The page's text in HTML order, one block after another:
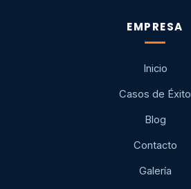
EMPRESA
Inicio
Casos de Éxito
Blog
Contacto
Galería